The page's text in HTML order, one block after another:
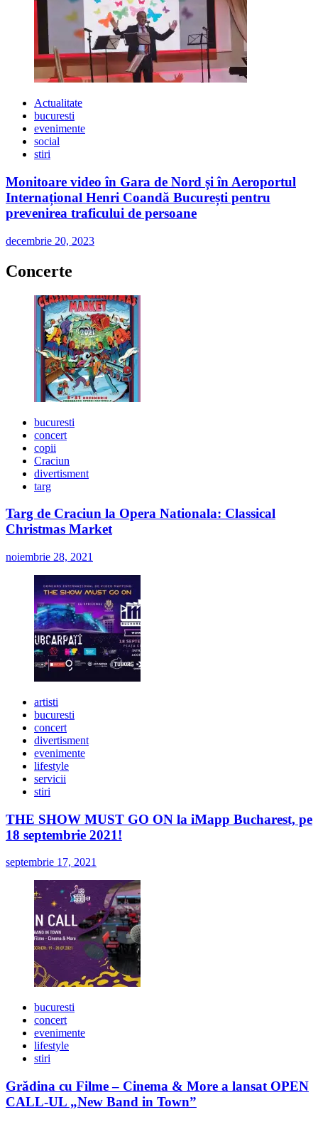
Actualitate
bucuresti
evenimente
social
stiri
Monitoare video în Gara de Nord și în Aeroportul
Internațional Henri Coandă București pentru
prevenirea traficului de persoane
decembrie 20, 2023
Concerte
bucuresti
concert
copii
Craciun
divertisment
targ
Targ de Craciun la Opera Nationala: Classical
Christmas Market
noiembrie 28, 2021
artisti
bucuresti
concert
divertisment
evenimente
lifestyle
servicii
stiri
THE SHOW MUST GO ON la iMapp Bucharest, pe
18 septembrie 2021!
septembrie 17, 2021
bucuresti
concert
evenimente
lifestyle
stiri
Grădina cu Filme – Cinema & More a lansat OPEN
CALL-UL „New Band in Town”